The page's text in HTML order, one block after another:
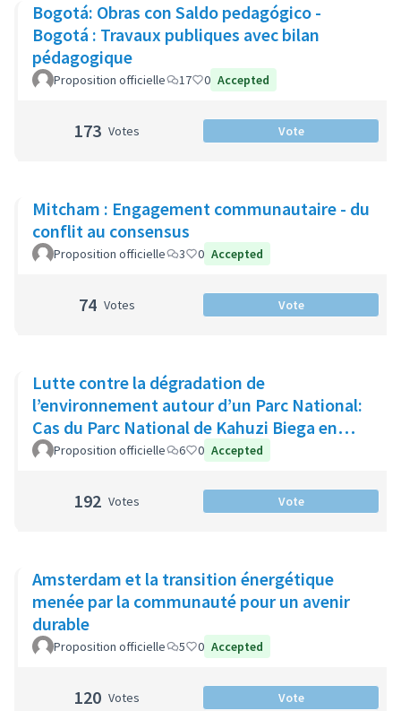
Bogotá: Obras con Saldo pedagógico -
Bogotá : Travaux publiques avec bilan
pédagogique
Proposition officielle 17 0 Accepted
173 Votes Vote
Mitcham : Engagement communautaire - du
conflit au consensus
Proposition officielle 3 0 Accepted
74 Votes Vote
Lutte contre la dégradation de
l’environnement autour d’un Parc National:
Cas du Parc National de Kahuzi Biega en
RDCProposition officielle 6 0 Accepted
192 Votes Vote
Amsterdam et la transition énergétique
menée par la communauté pour un avenir
durable
Proposition officielle 5 0 Accepted
120 Votes Vote